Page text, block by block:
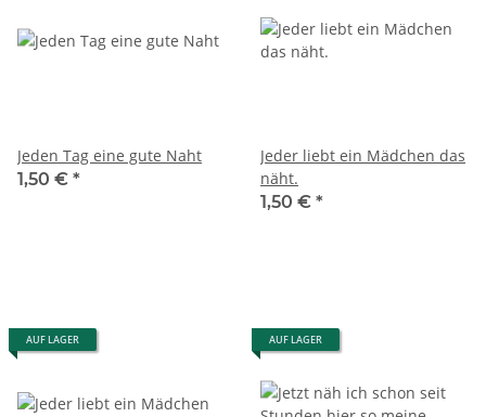
Jeden Tag eine gute Naht
1,50 € *
Jeder liebt ein Mädchen das
näht.
1,50 € *
AUF LAGER AUF LAGER